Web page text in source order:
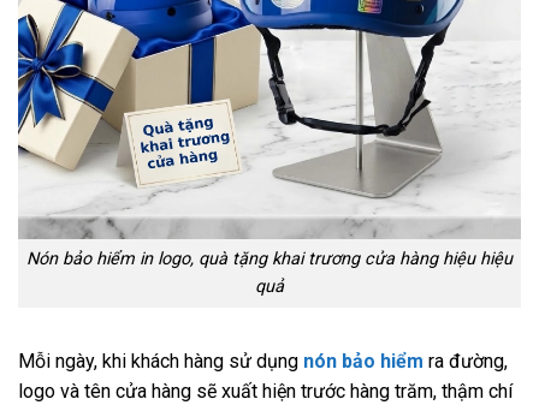
Nón bảo hiểm in logo, quà tặng khai trương cửa hàng hiệu hiệu
quả
Mỗi ngày, khi khách hàng sử dụng nón bảo hiểm ra đường,
logo và tên cửa hàng sẽ xuất hiện trước hàng trăm, thậm chí